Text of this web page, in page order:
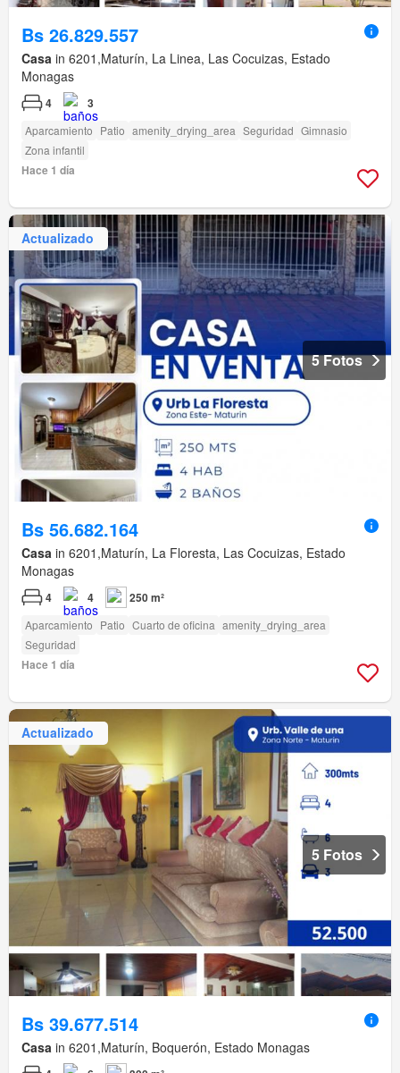
Bs 26.829.557
Casa in 6201,Maturín, La Linea, Las Cocuizas, Estado
Monagas
4 3
Aparcamiento Patio amenity_drying_area Seguridad Gimnasio
Zona infantil
Hace 1 día
Actualizado
5 Fotos
Bs 56.682.164
Casa in 6201,Maturín, La Floresta, Las Cocuizas, Estado
Monagas
4 4 250 m²
Aparcamiento Patio Cuarto de oficina amenity_drying_area
Seguridad
Hace 1 día
Actualizado
5 Fotos
Bs 39.677.514
Casa in 6201,Maturín, Boquerón, Estado Monagas